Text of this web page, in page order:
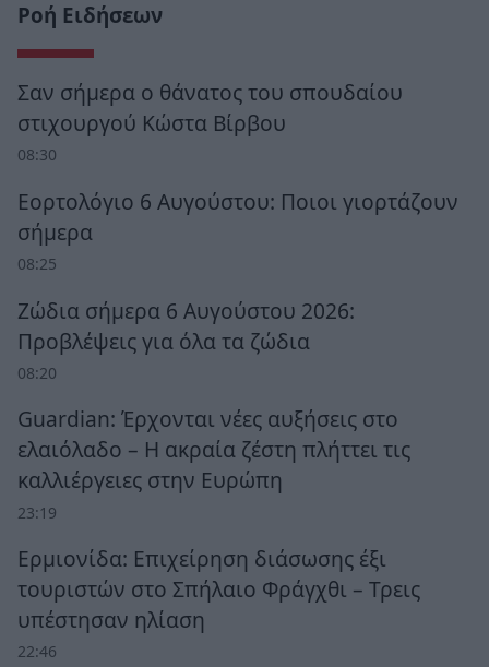
Ροή Ειδήσεων
Σαν σήμερα ο θάνατος του σπουδαίου
στιχουργού Κώστα Βίρβου
08:30
Εορτολόγιο 6 Αυγούστου: Ποιοι γιορτάζουν
σήμερα
08:25
Ζώδια σήμερα 6 Αυγούστου 2026:
Προβλέψεις για όλα τα ζώδια
08:20
Guardian: Έρχονται νέες αυξήσεις στο
ελαιόλαδο – Η ακραία ζέστη πλήττει τις
καλλιέργειες στην Ευρώπη
23:19
Ερμιονίδα: Επιχείρηση διάσωσης έξι
τουριστών στο Σπήλαιο Φράγχθι – Τρεις
υπέστησαν ηλίαση
22:46